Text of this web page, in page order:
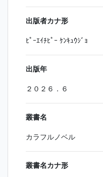
出版者カナ形
ﾋﾟｰｴｲﾁﾋﾟｰ ｹﾝｷｭｳｼﾞｮ
出版年
２０２６．６
叢書名
カラフルノベル
叢書名カナ形